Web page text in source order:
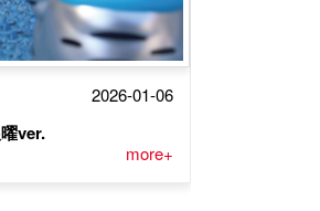
2026-01-06
ver.
more+